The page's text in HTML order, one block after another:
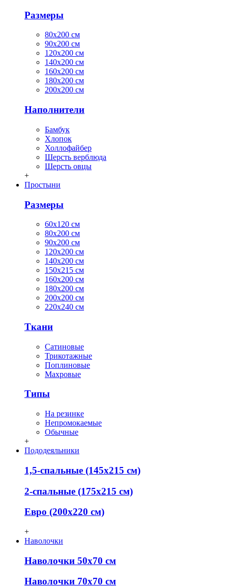
Размеры
80х200 см
90х200 см
120х200 см
140х200 см
160х200 см
180х200 см
200х200 см
Наполнители
Бамбук
Хлопок
Холлофайбер
Шерсть верблюда
Шерсть овцы
+
Простыни
Размеры
60х120 см
80х200 см
90х200 см
120х200 см
140х200 см
150х215 см
160х200 см
180х200 см
200х200 см
220х240 см
Ткани
Сатиновые
Трикотажные
Поплиновые
Махровые
Типы
На резинке
Непромокаемые
Обычные
+
Пододеяльники
1,5-спальные (145х215 см)
2-спальные (175х215 см)
Евро (200х220 см)
+
Наволочки
Наволочки 50х70 см
Наволочки 70х70 см